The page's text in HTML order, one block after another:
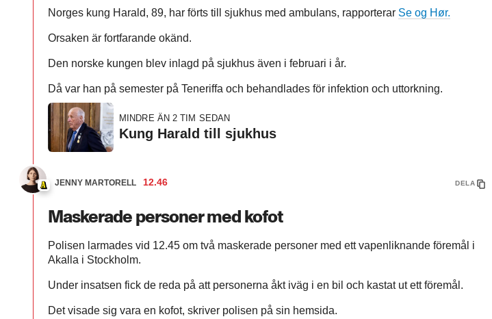
Norges kung Harald, 89, har förts till sjukhus med ambulans, rapporterar Se og Hør.
Orsaken är fortfarande okänd.
Den norske kungen blev inlagd på sjukhus även i februari i år.
Då var han på semester på Teneriffa och behandlades för infektion och uttorkning.
MINDRE ÄN 2 TIM SEDAN
Kung Harald till sjukhus
JENNY MARTORELL 12.46 DELA
Maskerade personer med kofot
Polisen larmades vid 12.45 om två maskerade personer med ett vapenliknande föremål i
Akalla i Stockholm.
Under insatsen fick de reda på att personerna åkt iväg i en bil och kastat ut ett föremål.
Det visade sig vara en kofot, skriver polisen på sin hemsida.